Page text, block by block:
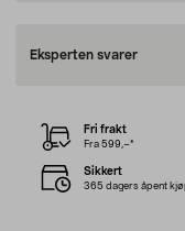
Eksperten svarer
Fri frakt
Fra 599,–*
Sikkert
365 dagers åpent